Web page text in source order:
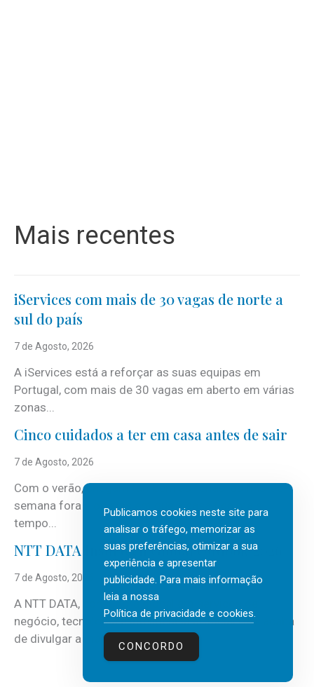
Mais recentes
iServices com mais de 30 vagas de norte a
sul do país
7 de Agosto, 2026
A iServices está a reforçar as suas equipas em
Portugal, com mais de 30 vagas em aberto em várias
zonas...
Cinco cuidados a ter em casa antes de sair
7 de Agosto, 2026
Com o verão, chegam também as férias, os fins-de-
semana fora e os dias em que a casa fica mais
tempo...
NTT DATA Insurtech Global Outlook 2026
7 de Agosto, 2026
A NTT DATA, consultora global em serviços de
negócio, tecnologia e inteligência artificial (IA), acaba
de divulgar a mais recente...
Publicamos cookies neste site para
analisar o tráfego, memorizar as
suas preferências, otimizar a sua
experiência e apresentar
publicidade. Para mais informação
leia a nossa
Política de privacidade e cookies.
CONCORDO